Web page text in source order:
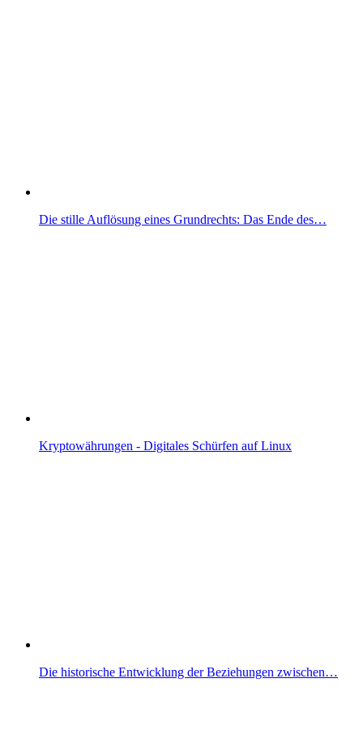
Die stille Auflösung eines Grundrechts: Das Ende des…
Kryptowährungen - Digitales Schürfen auf Linux
Die historische Entwicklung der Beziehungen zwischen…